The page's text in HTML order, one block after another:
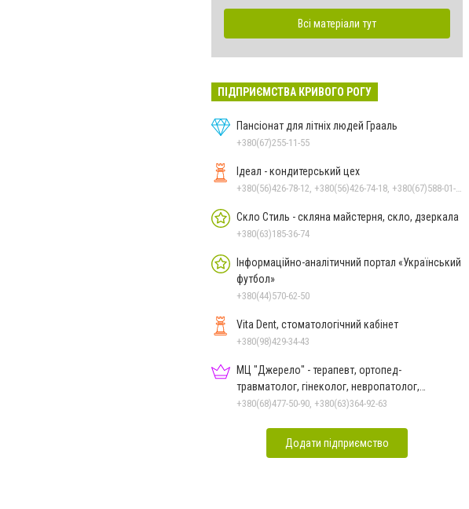
Всі матеріали тут
ПІДПРИЄМСТВА КРИВОГО РОГУ
Пансіонат для літніх людей Грааль
+380(67)255-11-55
Ідеал - кондитерський цех
Скло Стиль - скляна майстерня, скло, дзеркала
+380(63)185-36-74
Інформаційно-аналітичний портал «Український
футбол»
+380(44)570-62-50
Vita Dent, стоматологічний кабінет
+380(98)429-34-43
МЦ "Джерело" - терапевт, ортопед-
травматолог, гінеколог, невропатолог,
дерматолог, хірург, санолог
+380(68)477-50-90, +380(63)364-92-63
Додати підприємство